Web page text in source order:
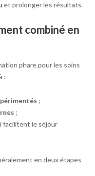
et prolonger les résultats.
combiné en
phare pour les soins
:
;
;
facilitent le séjour
en deux étapes